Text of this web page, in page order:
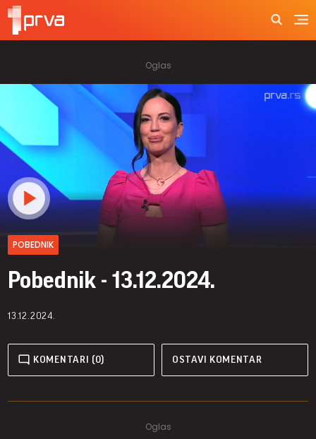
POBEDNIK
Pobednik - 13.12.2024.
13.12.2024.
KOMENTARI (0) OSTAVI KOMENTAR